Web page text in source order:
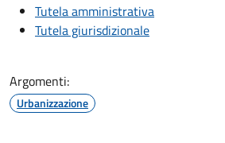
Tutela amministrativa
Tutela giurisdizionale
Argomenti:
Urbanizzazione